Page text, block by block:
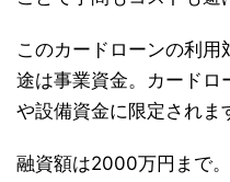
このカードローンの利用
途は事業資金。カードロ
や設備資金に限定されま
融資額は2000万円まで